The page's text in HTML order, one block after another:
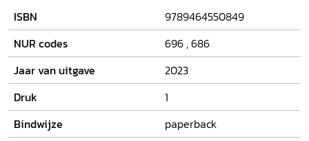
crises en werkloosheid onlosmakelijk aan de kapitalistische
vrijemarkteconomie verbonden zijn. In het welvarende
Nederland van de 21e eeuw staan opnieuw rijen bij de
voedselbanken.
ISBN
9789464550849
NUR codes
696 ,686
Jaar van uitgave
2023
Druk
1
Bindwijze
paperback